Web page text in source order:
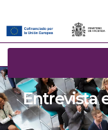
Entrevista